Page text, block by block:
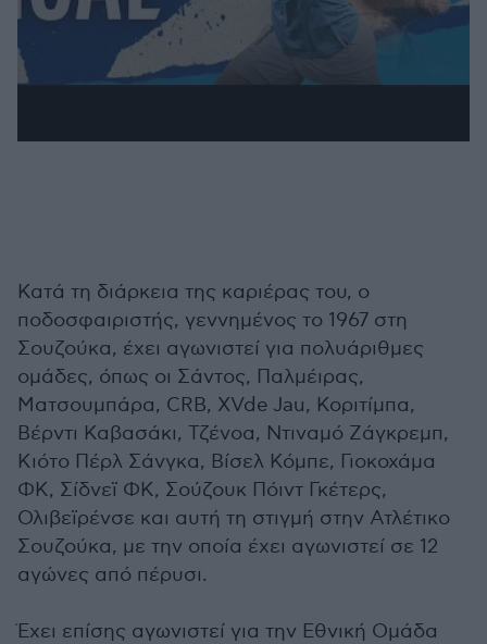
Κατά τη διάρκεια της καριέρας του, ο
ποδοσφαιριστής, γεννημένος το 1967 στη
Σουζούκα, έχει αγωνιστεί για πολυάριθμες
ομάδες, όπως οι Σάντος, Παλμέιρας,
Ματσουμπάρα, CRB, XVde Jau, Κοριτίμπα,
Βέρντι Καβασάκι, Τζένοα, Ντιναμό Ζάγκρεμπ,
Κιότο Πέρλ Σάνγκα, Βίσελ Κόμπε, Γιοκοχάμα
ΦΚ, Σίδνεϊ ΦΚ, Σούζουκ Πόιντ Γκέτερς,
Ολιβεϊρένσε και αυτή τη στιγμή στην Ατλέτικο
Σουζούκα, με την οποία έχει αγωνιστεί σε 12
αγώνες από πέρυσι.
Έχει επίσης αγωνιστεί για την Εθνική Ομάδα